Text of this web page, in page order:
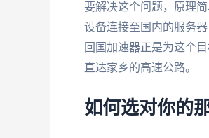
要解决这个问题，原理
设备连接至国内的服务
回国加速器正是为这个
直达家乡的高速公路。
如何选对你的